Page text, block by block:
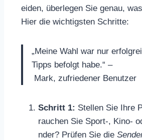
eiden, überlegen Sie genau,
Hier die wichtigsten Schritte:
„Meine Wahl war nur
Tipps befolgt habe.“ –
Mark, zufriedener Benutzer
Schritt 1: Stellen Sie Ihre
rauchen Sie Sport-, Kino-
nder? Prüfen Sie die